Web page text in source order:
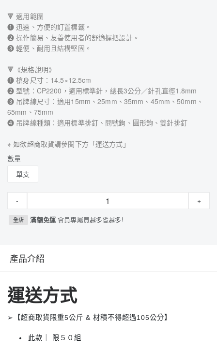
🔻 適用範圍
➊ 迅速、方便的訂置標籤。
➋ 操作簡易、友善使用者的舒適握把設計。
➌ 輕便、耐用且結構堅固。
🔻《規格說明》
➊ 槍身尺寸：14.5×12.5cm
➋ 型號：CP2200，適用標準針，總長3公分／針孔直徑1.8mm
➌ 吊牌線尺寸：適用15mm、25mm、35mm、45mm、50mm、
65mm、75mm
➍ 吊牌線種類：適用標準排釘、問號鉤、圓形鉤、雙針排釘
※ 如欲超商取貨請參閱下方「運送方式」
數量
單支
- +
全店 滿額免運會員專屬買越多省越多!
產品介紹
運送方式
➢【超商取貨限重5公斤 & 材積不得超過105公分】
此款｜ 限５０組